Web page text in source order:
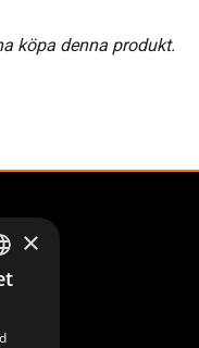
köpa denna produkt.
×